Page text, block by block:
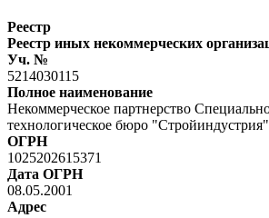
Реестр
Реестр иных некоммерческих
Уч. №
5214030115
Полное наименование
Некоммерческое партнерство
технологическое бюро "Стройиндустрия"
ОГРН
1025202615371
Дата ОГРН
08.05.2001
Адрес